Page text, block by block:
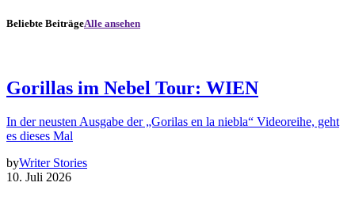
Beliebte BeiträgeAlle ansehen
Gorillas im Nebel Tour: WIEN
In der neusten Ausgabe der „Gorilas en la niebla“ Videoreihe, geht
es dieses Mal
byWriter Stories
10. Juli 2026